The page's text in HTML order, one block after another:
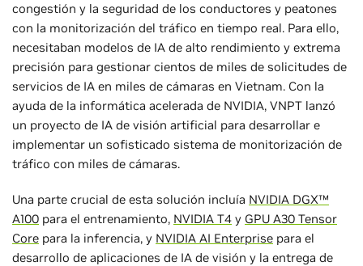
congestión y la seguridad de los conductores y peatones
con la monitorización del tráfico en tiempo real. Para ello,
necesitaban modelos de IA de alto rendimiento y extrema
precisión para gestionar cientos de miles de solicitudes de
servicios de IA en miles de cámaras en Vietnam. Con la
ayuda de la informática acelerada de NVIDIA, VNPT lanzó
un proyecto de IA de visión artificial para desarrollar e
implementar un sofisticado sistema de monitorización de
tráfico con miles de cámaras.
Una parte crucial de esta solución incluía NVIDIA DGX™
A100 para el entrenamiento, NVIDIA T4 y GPU A30 Tensor
Core para la inferencia, y NVIDIA AI Enterprise para el
desarrollo de aplicaciones de IA de visión y la entrega de